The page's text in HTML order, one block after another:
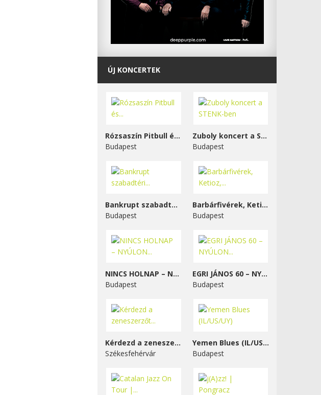
ÚJ KONCERTEK
Rózsaszín Pitbull és...
Budapest
Zuboly koncert a STENK-ben
Budapest
Bankrupt szabadtéri...
Budapest
Barbárfivérek, Ketioz,...
Budapest
NINCS HOLNAP – NYÚLON...
Budapest
EGRI JÁNOS 60 – NYÚLON...
Budapest
Kérdezd a zeneszerzőt...
Székesfehérvár
Yemen Blues (IL/US/UY)
Budapest